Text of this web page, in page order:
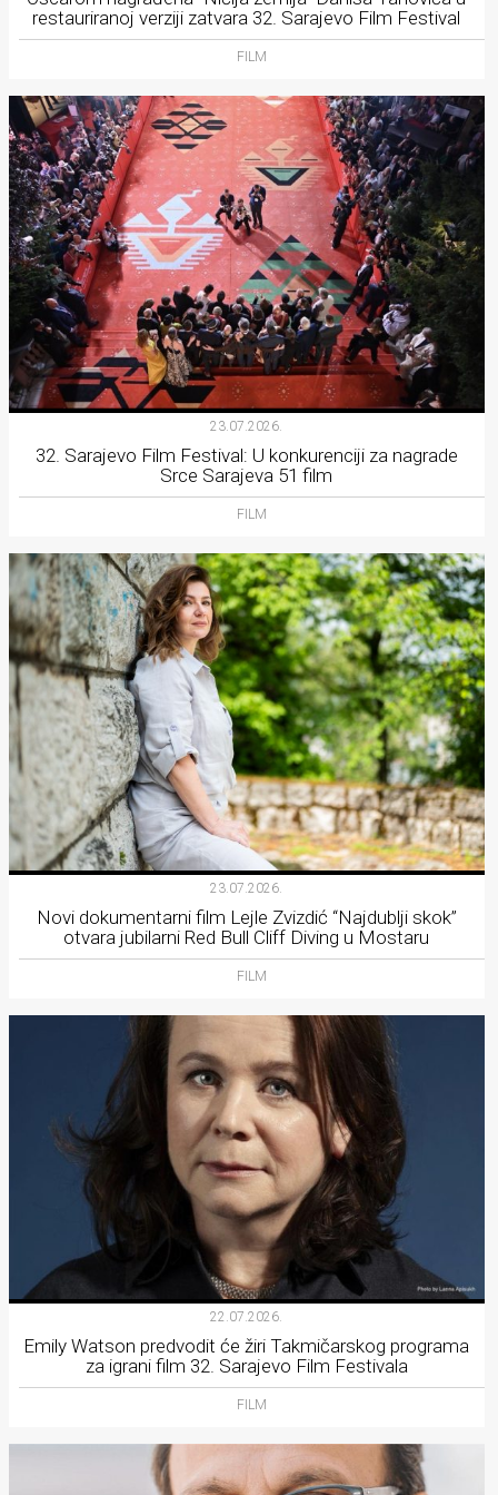
restauriranoj verziji zatvara 32. Sarajevo Film Festival
FILM
23.07.2026.
32. Sarajevo Film Festival: U konkurenciji za nagrade
Srce Sarajeva 51 film
FILM
23.07.2026.
Novi dokumentarni film Lejle Zvizdić “Najdublji skok”
otvara jubilarni Red Bull Cliff Diving u Mostaru
FILM
22.07.2026.
Emily Watson predvodit će žiri Takmičarskog programa
za igrani film 32. Sarajevo Film Festivala
FILM